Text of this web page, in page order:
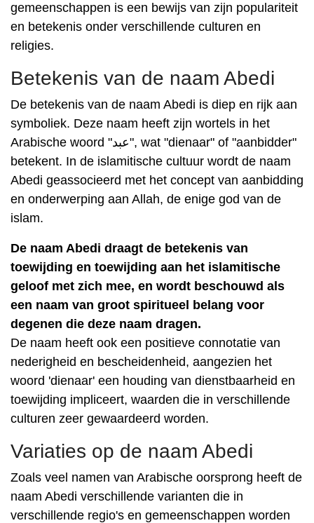
gemeenschappen is een bewijs van zijn populariteit
en betekenis onder verschillende culturen en
religies.
Betekenis van de naam Abedi
De betekenis van de naam Abedi is diep en rijk aan
symboliek. Deze naam heeft zijn wortels in het
Arabische woord "عبد", wat "dienaar" of "aanbidder"
betekent. In de islamitische cultuur wordt de naam
Abedi geassocieerd met het concept van aanbidding
en onderwerping aan Allah, de enige god van de
islam.
De naam Abedi draagt ​​de betekenis van
toewijding en toewijding aan het islamitische
geloof met zich mee, en wordt beschouwd als
een naam van groot spiritueel belang voor
degenen die deze naam dragen.
De naam heeft ook een positieve connotatie van
nederigheid en bescheidenheid, aangezien het
woord 'dienaar' een houding van dienstbaarheid en
toewijding impliceert, waarden die in verschillende
culturen zeer gewaardeerd worden.
Variaties op de naam Abedi
Zoals veel namen van Arabische oorsprong heeft de
naam Abedi verschillende varianten die in
verschillende regio's en gemeenschappen worden